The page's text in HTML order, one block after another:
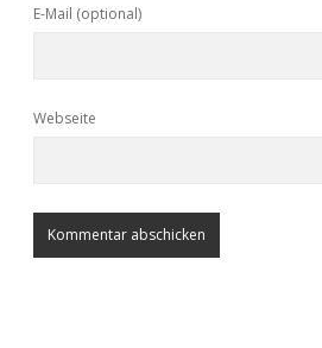
E-Mail (optional)
Webseite